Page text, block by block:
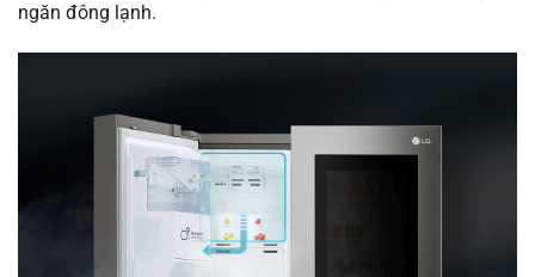
ngăn đông lạnh.